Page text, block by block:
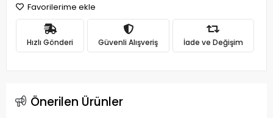
Favorilerime ekle
Hızlı Gönderi Güvenli Alışveriş İade ve Değişim
Önerilen Ürünler